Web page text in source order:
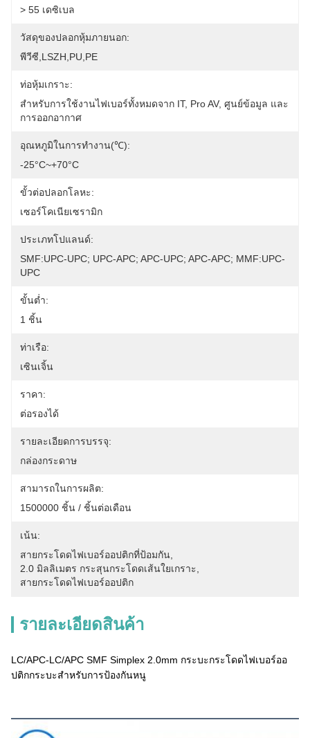
> 55 เดซิเบล
วัสดุของปลอกหุ้มภายนอก:
พีวีซี,LSZH,PU,PE
ท่อหุ้มเกราะ:
สำหรับการใช้งานไฟเบอร์ทั้งหมดจาก IT, Pro AV, ศูนย์ข้อมูล และ
การออกอากาศ
อุณหภูมิในการทำงาน(℃):
-25°C~+70°C
ขั้วต่อปลอกโลหะ:
เซอร์โคเนียเซรามิก
ประเภทโปแลนด์:
SMF:UPC-UPC; UPC-APC; APC-UPC; APC-APC; MMF:UPC-
UPC
ขั้นต่ำ:
1 ชิ้น
ท่าเรือ:
เซินเจิ้น
ราคา:
ต่อรองได้
รายละเอียดการบรรจุ:
กล่องกระดาษ
สามารถในการผลิต:
1500000 ชิ้น / ชิ้นต่อเดือน
เน้น:
สายกระโดดไฟเบอร์ออปติกที่ป้อมกัน
2.0 มิลลิเมตร กระสุนกระโดดเส้นใยเกราะ
สายกระโดดไฟเบอร์ออปติก
รายละเอียดสินค้า
LC/APC-LC/APC SMF Simplex 2.0mm กระบะกระโดดไฟเบอร์ออ
ปติกกระบะสําหรับการป้องกันหนู